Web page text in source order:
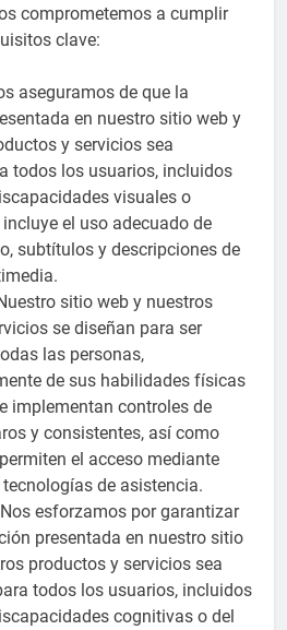
comprometemos a cumplir
clave:
aseguramos de que la
en nuestro sitio web y
y servicios sea
todos los usuarios, incluidos
visuales o
el uso adecuado de
subtítulos y descripciones de
sitio web y nuestros
se diseñan para ser
las personas,
de sus habilidades físicas
implementan controles de
y consistentes, así como
el acceso mediante
de asistencia.
Nos esforzamos por garantizar
presentada en nuestro sitio
productos y servicios sea
todos los usuarios, incluidos
cognitivas o del